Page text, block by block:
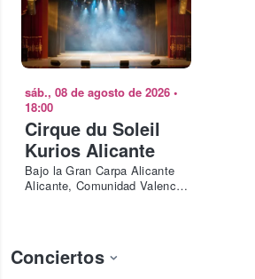
sáb., 08 de agosto de 2026 •
18:00
Cirque du Soleil
Kurios Alicante
Bajo la Gran Carpa Alicante
Alicante, Comunidad Valenciana, ES
Conciertos